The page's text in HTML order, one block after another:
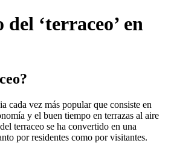
‘terraceo’ en
cada vez más popular que consiste en
y el buen tiempo en terrazas al aire
terraceo se ha convertido en una
por residentes como por visitantes.